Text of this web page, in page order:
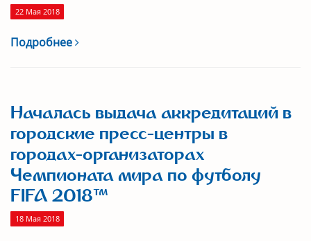
22 Мая 2018
Подробнее
Началась выдача аккредитаций в
городские пресс-центры в
городах-организаторах
Чемпионата мира по футболу
FIFA 2018™
18 Мая 2018